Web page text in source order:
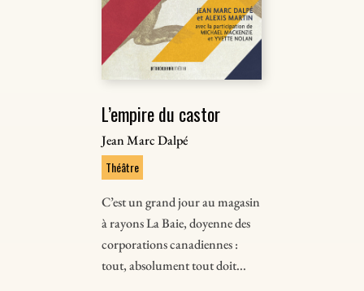
L’empire du castor
Jean Marc Dalpé
Théâtre
C’est un grand jour au magasin
à rayons La Baie, doyenne des
corporations canadiennes :
tout, absolument tout doit...